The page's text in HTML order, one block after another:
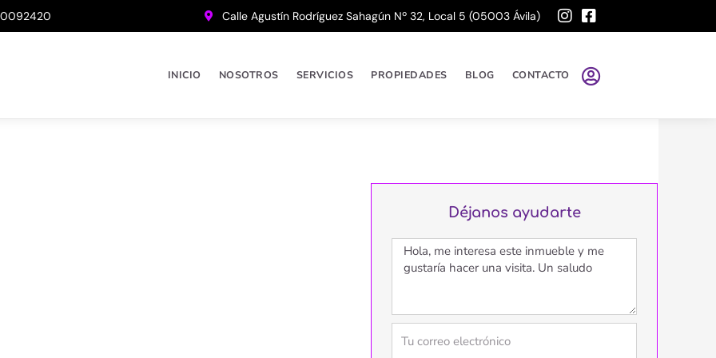
Calle Agustín Rodríguez Sahagún Nº 32, Local 5 (05003 Ávila)
INICIO NOSOTROS SERVICIOS PROPIEDADES BLOG CONTACTO
Déjanos ayudarte